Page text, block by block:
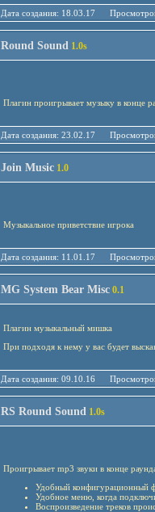
Дата создания: 18.03.17
Round Sound 1.0s
Плагин проигрывает музыку в конце
Дата создания: 23.02.17
Join Music 1.0
Музыкальное приветствие игрока
Дата создания: 11.01.17
MG System Bear Misc 0.1
Плагин музыкальный мишка
При подходя к нему у вас будет
Дата создания: 09.10.16
RS Round Sound 1.0s
Проигрывает mp3 звуки в конце
Удобный конфигурационный
Удобное меню, когда
Воспроизведение треков